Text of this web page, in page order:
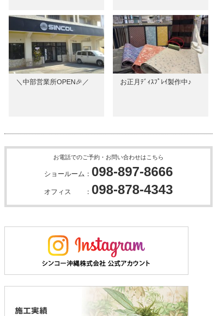
＼中部営業所OPEN🎉／ お正月ﾃﾞｨｽﾌﾟﾚｲ製作中♪
お電話でのご予約・お問い合わせはこちら
ショールーム： 098-897-8666
オフィス ： 098-878-4343